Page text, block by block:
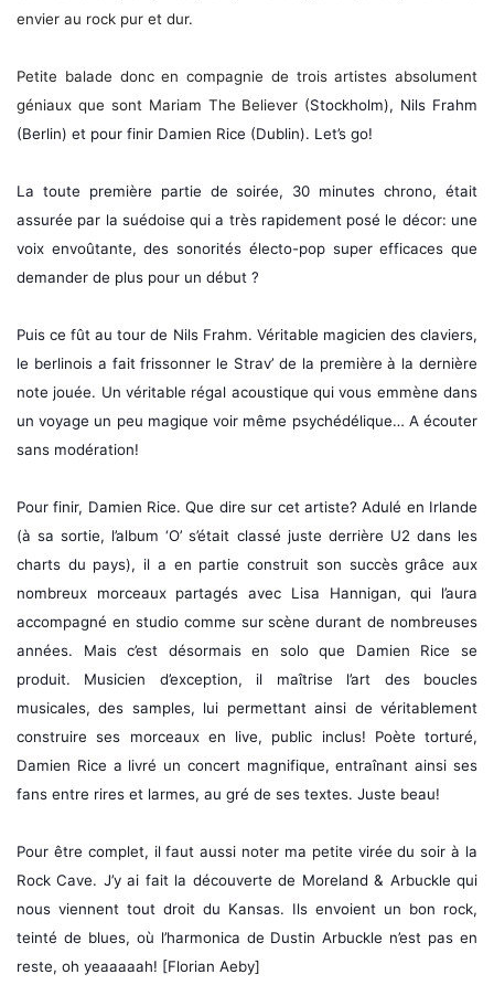
envier au rock pur et dur.
Petite balade donc en compagnie de trois artistes absolument
géniaux que sont Mariam The Believer (Stockholm), Nils Frahm
(Berlin) et pour finir Damien Rice (Dublin). Let’s go!
La toute première partie de soirée, 30 minutes chrono, était
assurée par la suédoise qui a très rapidement posé le décor: une
voix envoûtante, des sonorités électo-pop super efficaces que
demander de plus pour un début ?
Puis ce fût au tour de Nils Frahm. Véritable magicien des claviers,
le berlinois a fait frissonner le Strav’ de la première à la dernière
note jouée. Un véritable régal acoustique qui vous emmène dans
un voyage un peu magique voir même psychédélique… A écouter
sans modération!
Pour finir, Damien Rice. Que dire sur cet artiste? Adulé en Irlande
(à sa sortie, l’album ‘O’ s’était classé juste derrière U2 dans les
charts du pays), il a en partie construit son succès grâce aux
nombreux morceaux partagés avec Lisa Hannigan, qui l’aura
accompagné en studio comme sur scène durant de nombreuses
années. Mais c’est désormais en solo que Damien Rice se
produit. Musicien d’exception, il maîtrise l’art des boucles
musicales, des samples, lui permettant ainsi de véritablement
construire ses morceaux en live, public inclus! Poète torturé,
Damien Rice a livré un concert magnifique, entraînant ainsi ses
fans entre rires et larmes, au gré de ses textes. Juste beau!
Pour être complet, il faut aussi noter ma petite virée du soir à la
Rock Cave. J’y ai fait la découverte de Moreland & Arbuckle qui
nous viennent tout droit du Kansas. Ils envoient un bon rock,
teinté de blues, où l’harmonica de Dustin Arbuckle n’est pas en
reste, oh yeaaaaah! [Florian Aeby]